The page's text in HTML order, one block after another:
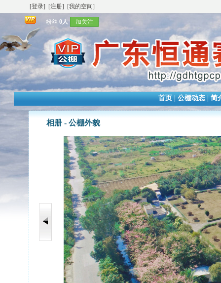
[登录] [注册] [我的空间]
粉丝 0人 加关注
首页|公棚动态|简
相册 - 公棚外貌